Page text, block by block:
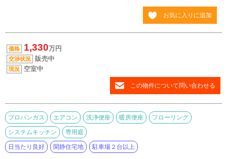
お気に入りに追加
価格 1,330万円
交渉状況 販売中
現況 空室中
この物件について問い合わせる
プロパンガス エアコン 洗浄便座 暖房便座 フローリング
システムキッチン 専用庭
日当たり良好 閑静住宅地 駐車場２台以上